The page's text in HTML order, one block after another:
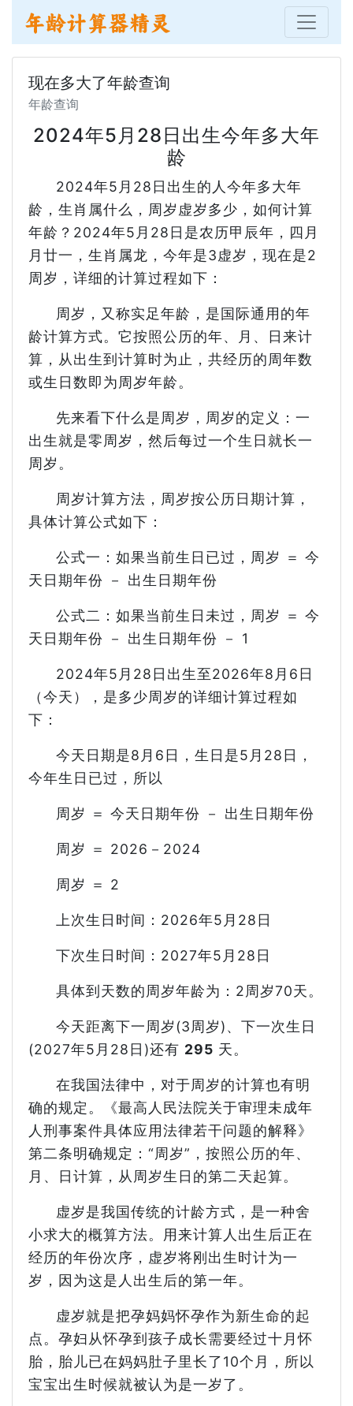
现在多大了年龄查询
年龄查询
2024年5月28日出生今年多大年
龄
2024年5月28日出生的人今年多大年
龄，生肖属什么，周岁虚岁多少，如何计算
年龄？2024年5月28日是农历甲辰年，四月
月廿一，生肖属龙，今年是3虚岁，现在是2
周岁，详细的计算过程如下：
周岁，又称实足年龄，是国际通用的年
龄计算方式。它按照公历的年、月、日来计
算，从出生到计算时为止，共经历的周年数
或生日数即为周岁年龄。
先来看下什么是周岁，周岁的定义：一
出生就是零周岁，然后每过一个生日就长一
周岁。
周岁计算方法，周岁按公历日期计算，
具体计算公式如下：
公式一：如果当前生日已过，周岁 ＝ 今
天日期年份 － 出生日期年份
公式二：如果当前生日未过，周岁 ＝ 今
天日期年份 － 出生日期年份 － 1
2024年5月28日出生至2026年8月6日
（今天），是多少周岁的详细计算过程如
下：
今天日期是8月6日，生日是5月28日，
今年生日已过，所以
周岁 ＝ 今天日期年份 － 出生日期年份
周岁 ＝ 2026－2024
周岁 ＝ 2
上次生日时间：2026年5月28日
下次生日时间：2027年5月28日
具体到天数的周岁年龄为：2周岁70天。
今天距离下一周岁(3周岁)、下一次生日
(2027年5月28日)还有 295 天。
在我国法律中，对于周岁的计算也有明
确的规定。《最高人民法院关于审理未成年
人刑事案件具体应用法律若干问题的解释》
第二条明确规定：“周岁”，按照公历的年、
月、日计算，从周岁生日的第二天起算。
虚岁是我国传统的计龄方式，是一种舍
小求大的概算方法。用来计算人出生后正在
经历的年份次序，虚岁将刚出生时计为一
岁，因为这是人出生后的第一年。
虚岁就是把孕妈妈怀孕作为新生命的起
点。孕妇从怀孕到孩子成长需要经过十月怀
胎，胎儿已在妈妈肚子里长了10个月，所以
宝宝出生时候就被认为是一岁了。